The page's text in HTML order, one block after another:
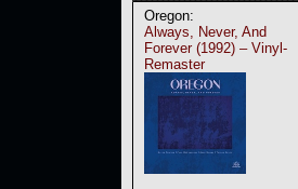
Oregon:
Always, Never, And
Forever (1992) – Vinyl-
Remaster